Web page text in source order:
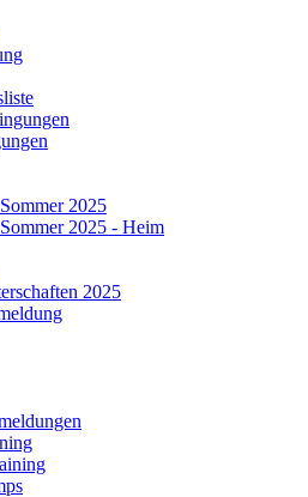
2025
2025 - Heim
2025